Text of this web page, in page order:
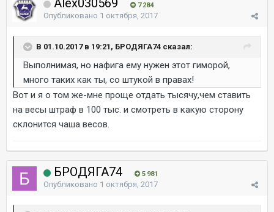
Alex030569 7 284
Опубликовано 1 октября, 2017
В 01.10.2017 в 19:21, БРОДЯГА74 сказал:
Выполнимая, но нафига ему нужен этот гиморой,
много таких как ты, со штукой в правах!
Вот и я о том же-мне проще отдать тысячу,чем ставить
на весы штраф в 100 тыс. и смотреть в какую сторону
склонится чаша весов.
БРОДЯГА74 5 981
Опубликовано 1 октября, 2017